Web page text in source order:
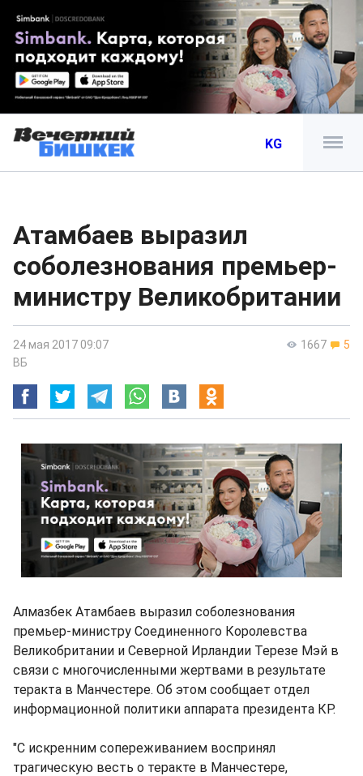
KG
Атамбаев выразил
соболезнования премьер-
министру Великобритании
1667 5
24 мая 2017 09:07
ВБ
Алмазбек Атамбаев выразил соболезнования
премьер-министру Соединенного Королевства
Великобритании и Северной Ирландии Терезе Мэй в
связи с многочисленными жертвами в результате
теракта в Манчестере. Об этом сообщает отдел
информационной политики аппарата президента КР.
"С искренним сопереживанием воспринял
трагическую весть о теракте в Манчестере,